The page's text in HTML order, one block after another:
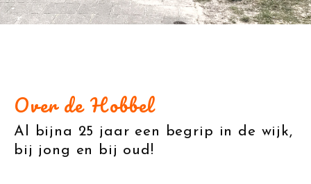
Over de Hobbel
Al bijna 25 jaar een begrip in de wijk,
bij jong en bij oud!